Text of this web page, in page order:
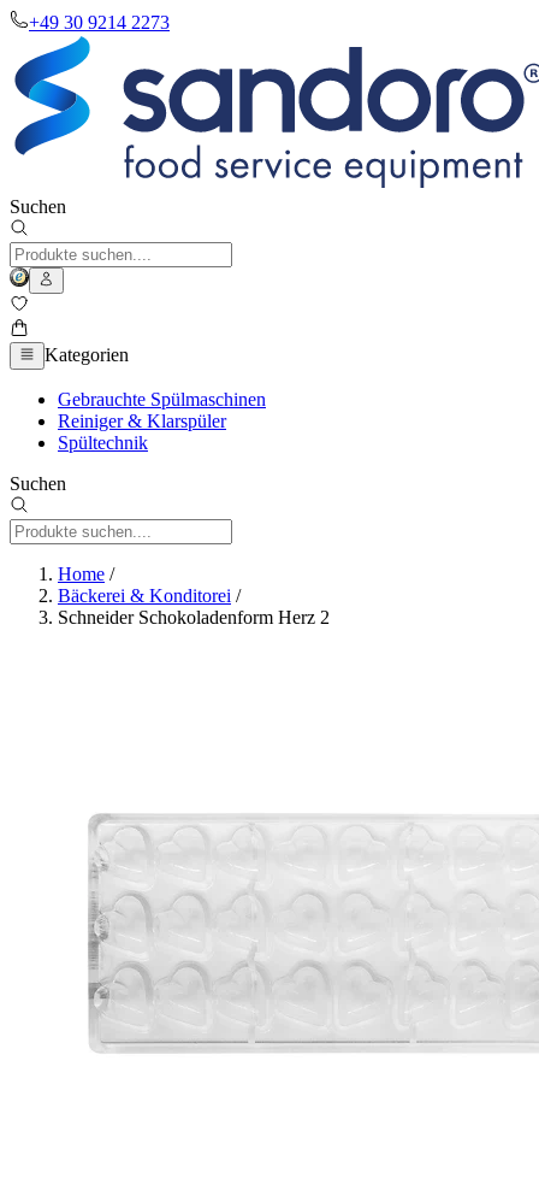
+49 30 9214 2273
Suchen
Kategorien
Gebrauchte Spülmaschinen
Reiniger & Klarspüler
Spültechnik
Suchen
Home /
Bäckerei & Konditorei /
Schneider Schokoladenform Herz 2